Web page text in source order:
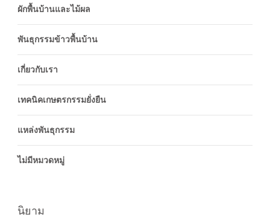
ผักพื้นบ้านและไม้ผล
พันธุกรรมข้าวพื้นบ้าน
เกี่ยวกับเรา
เทคนิคเกษตรกรรมยั่งยืน
แหล่งพันธุกรรม
ไม่มีหมวดหมู่
นิยาม